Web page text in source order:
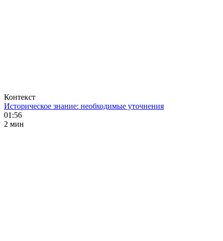
Контекст
Историческое знание: необходимые уточнения
01:56
2 мин